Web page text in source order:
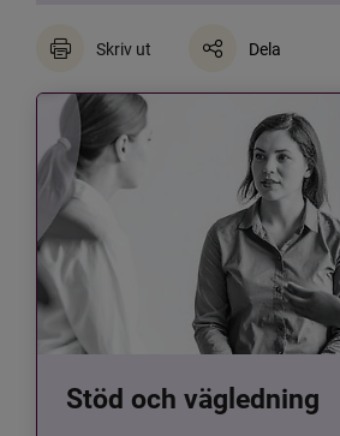
Skriv ut Dela
Stöd och vägledning